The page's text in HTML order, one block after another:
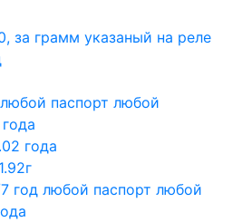
за грамм указаный на реле
паспорт любой
года
год любой паспорт любой